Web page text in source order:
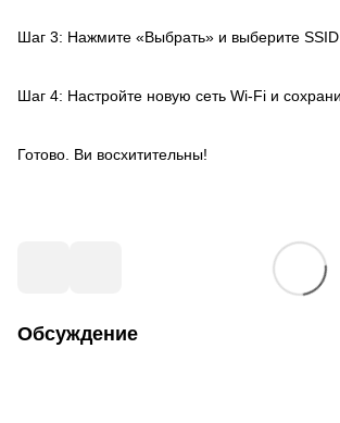
Шаг 3: Нажмите «Выбрать» и выберите SSID
Шаг 4: Настройте новую сеть Wi-Fi и
Готово. Ви восхитительны!
Обсуждение